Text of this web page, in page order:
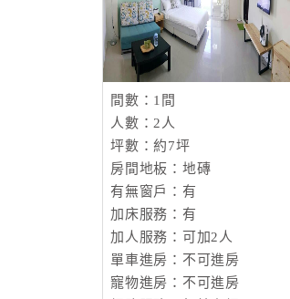
間數：1間
人數：2人
坪數：約7坪
房間地板：地磚
有無窗戶：有
加床服務：有
加人服務：可加2人
單車進房：不可進房
寵物進房：不可進房